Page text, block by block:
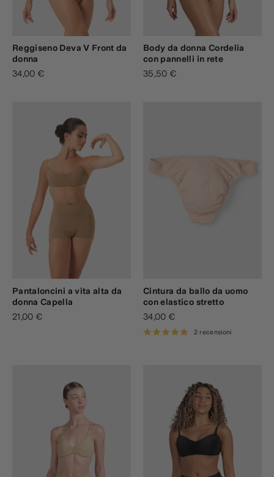
Reggiseno Deva V Front da
donna
34,00 €
Body da donna Cordelia
con pannelli in rete
35,50 €
Pantaloncini a vita alta da
donna Capella
21,00 €
Cintura da ballo da uomo
con elastico stretto
34,00 €
2 recensioni